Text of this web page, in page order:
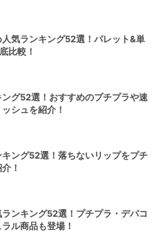
気ランキング52選！パレット&単
比較！
グ52選！おすすめのプチプラや速
シュを紹介！
ング52選！落ちないリップをプチ
！
ンキング52選！プチプラ・デパコ
ル商品も登場！